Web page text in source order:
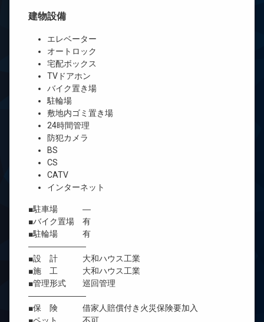
建物設備
エレベーター
オートロック
宅配ボックス
TVドアホン
バイク置き場
駐輪場
敷地内ゴミ置き場
24時間管理
防犯カメラ
BS
CS
CATV
インターネット
■駐車場 ―
■バイク置場 有
■駐輪場 有
―――――――
■設 計 大和ハウス工業
■施 工 大和ハウス工業
■管理形式 巡回管理
―――――――
■保 険 借家人賠償付き火災保険要加入